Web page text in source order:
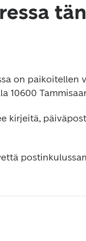
on paikoitellen
10600
kirjeitä,